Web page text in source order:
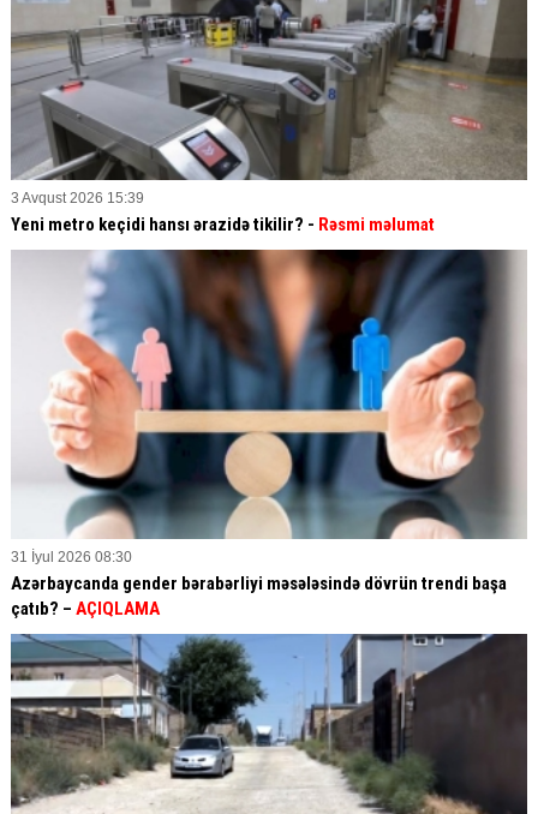
3 Avqust 2026 15:39
Yeni metro keçidi hansı ərazidə tikilir? - Rəsmi məlumat
31 İyul 2026 08:30
Azərbaycanda gender bərabərliyi məsələsində dövrün trendi başa
çatıb? – AÇIQLAMA